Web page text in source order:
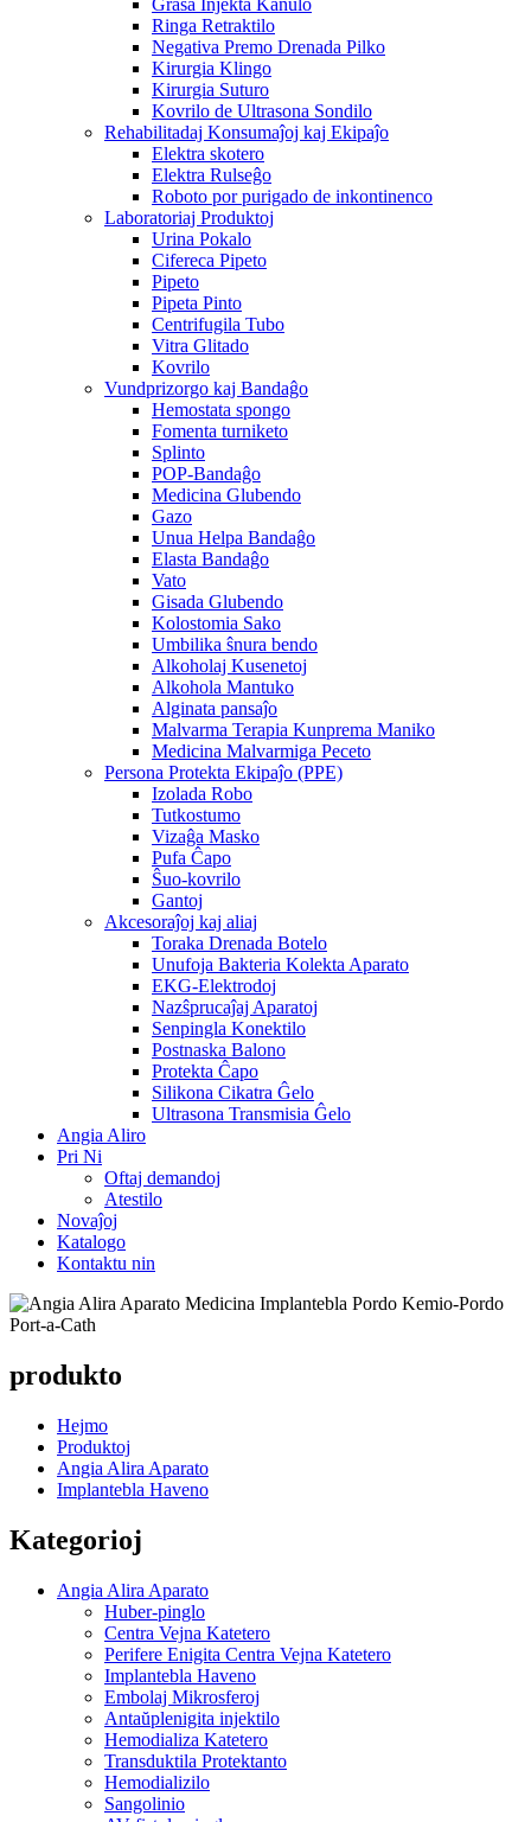
Grasa Injekta Kanulo
Ringa Retraktilo
Negativa Premo Drenada Pilko
Kirurgia Klingo
Kirurgia Suturo
Kovrilo de Ultrasona Sondilo
Rehabilitadaj Konsumaĵoj kaj Ekipaĵo
Elektra skotero
Elektra Rulseĝo
Roboto por purigado de inkontinenco
Laboratoriaj Produktoj
Urina Pokalo
Cifereca Pipeto
Pipeto
Pipeta Pinto
Centrifugila Tubo
Vitra Glitado
Kovrilo
Vundprizorgo kaj Bandaĝo
Hemostata spongo
Fomenta turniketo
Splinto
POP-Bandaĝo
Medicina Glubendo
Gazo
Unua Helpa Bandaĝo
Elasta Bandaĝo
Vato
Gisada Glubendo
Kolostomia Sako
Umbilika ŝnura bendo
Alkoholaj Kusenetoj
Alkohola Mantuko
Alginata pansaĵo
Malvarma Terapia Kunprema Maniko
Medicina Malvarmiga Peceto
Persona Protekta Ekipaĵo (PPE)
Izolada Robo
Tutkostumo
Vizaĝa Masko
Pufa Ĉapo
Ŝuo-kovrilo
Gantoj
Akcesoraĵoj kaj aliaj
Toraka Drenada Botelo
Unufoja Bakteria Kolekta Aparato
EKG-Elektrodoj
Nazŝprucaĵaj Aparatoj
Senpingla Konektilo
Postnaska Balono
Protekta Ĉapo
Silikona Cikatra Ĝelo
Ultrasona Transmisia Ĝelo
Angia Aliro
Pri Ni
Oftaj demandoj
Atestilo
Novaĵoj
Katalogo
Kontaktu nin
produkto
Hejmo
Produktoj
Angia Alira Aparato
Implantebla Haveno
Kategorioj
Angia Alira Aparato
Huber-pinglo
Centra Vejna Katetero
Perifere Enigita Centra Vejna Katetero
Implantebla Haveno
Embolaj Mikrosferoj
Antaŭplenigita injektilo
Hemodializa Katetero
Transduktila Protektanto
Hemodializilo
Sangolinio